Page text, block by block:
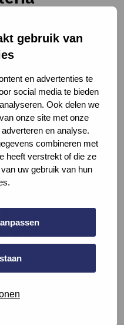
gebruik van
en advertenties te
social media te bieden
Ook delen we
onze site met onze
en analyse.
combineren met
heeft verstrekt of die ze
uw gebruik van hun
regelbare